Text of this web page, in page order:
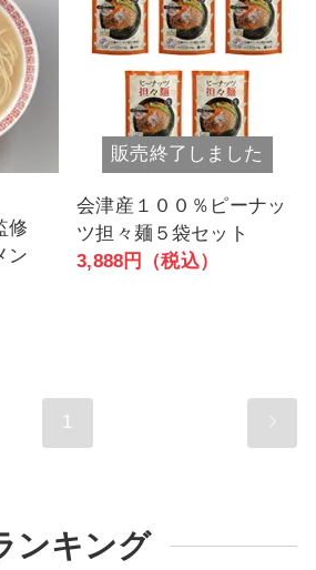
修
ン
販売終了しました
会津産１００％ピーナッ
ツ担々麺５袋セット
3,888円（税込）
1
ンキング